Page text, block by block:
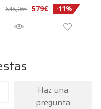
648,06€ El
579€El
actual
-11%
Haz una
pregunta